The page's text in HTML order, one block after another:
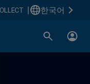
한국어